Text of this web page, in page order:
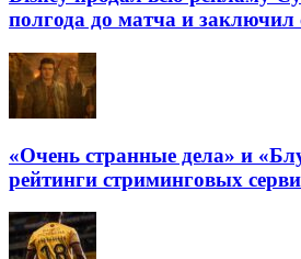
полгода до матча и заключил
«Очень странные дела» и
рейтинги стриминговых